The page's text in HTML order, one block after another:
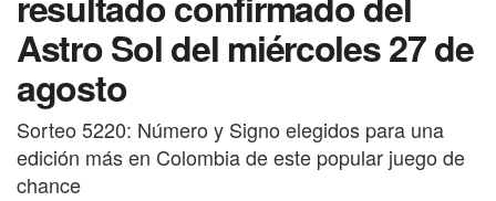
Astro Sol del miércoles 27 de
agosto
Sorteo 5220: Número y Signo elegidos para una
edición más en Colombia de este popular juego de
chance